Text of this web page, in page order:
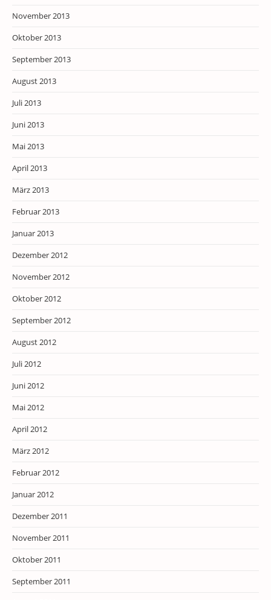
November 2013
Oktober 2013
September 2013
August 2013
Juli 2013
Juni 2013
Mai 2013
April 2013
März 2013
Februar 2013
Januar 2013
Dezember 2012
November 2012
Oktober 2012
September 2012
August 2012
Juli 2012
Juni 2012
Mai 2012
April 2012
März 2012
Februar 2012
Januar 2012
Dezember 2011
November 2011
Oktober 2011
September 2011